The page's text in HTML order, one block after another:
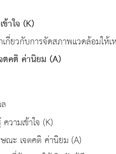
าใจ (K)
ยวกับการจัดสภาพแวดล้อมให้
คติ ค่านิยม (A)
วามเข้าใจ (K)
ณะ เจตคติ ค่านิยม (A)